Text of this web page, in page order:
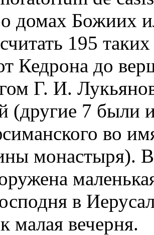
о домах Божиих
195
Кедрона до
Г. И.
(другие 7 были
во
монастыря).
в
малая вечерня.